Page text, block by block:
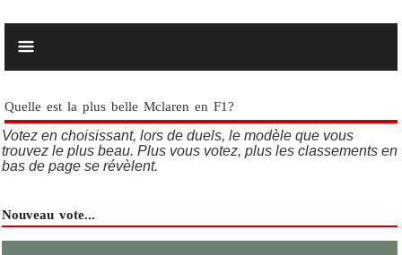
Quelle est la plus belle Mclaren en F1?
Votez en choisissant, lors de duels, le modèle que vous
trouvez le plus beau. Plus vous votez, plus les classements en
bas de page se révèlent.
Nouveau vote...